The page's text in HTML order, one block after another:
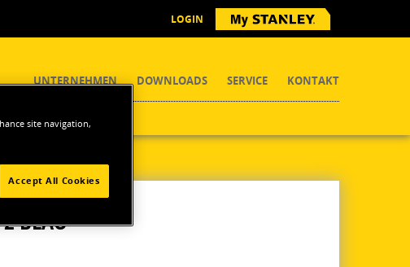
LOGIN
UNTERNEHMEN DOWNLOADS SERVICE KONTAKT
2 BLAU
site navigation,
Accept All Cookies